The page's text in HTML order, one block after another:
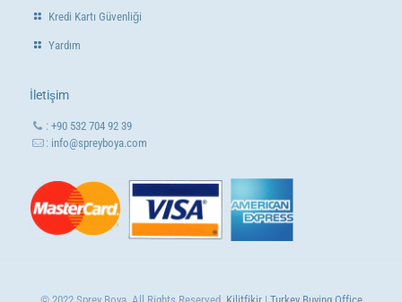
Kredi Kartı Güvenliği
Yardım
İletişim
:+90 532 704 92 39
: info@spreyboya.com